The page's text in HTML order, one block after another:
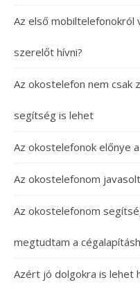
Az első
szerelőt hívni?
Az okostelefon nem csak
segítség is lehet
Az okostelefonok előnye
Az okostelefonom
Az okostelefonom
megtudtam a
Azért jó dolgokra is lehet